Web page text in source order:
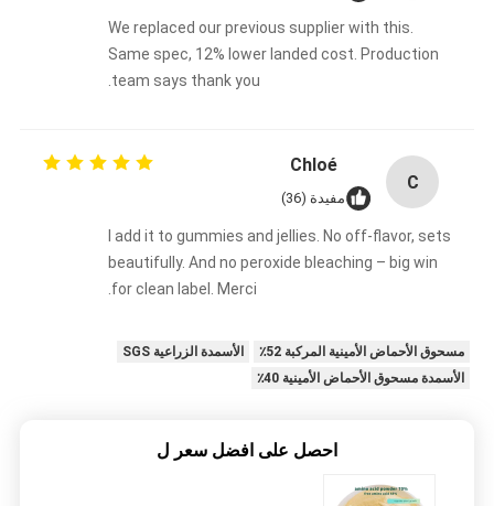
We replaced our previous supplier with this.
Same spec, 12% lower landed cost. Production
team says thank you.
C
Chloé
مفيدة (36)
I add it to gummies and jellies. No off-flavor, sets
beautifully. And no peroxide bleaching – big win
for clean label. Merci.
مسحوق الأحماض الأمينية المركبة 52٪
الأسمدة الزراعية SGS
الأسمدة مسحوق الأحماض الأمينية 40٪
احصل على افضل سعر ل